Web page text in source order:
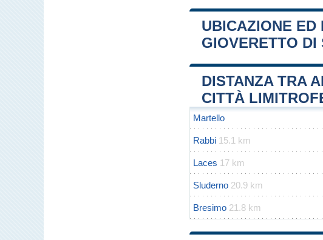
UBICAZIONE ED
GIOVERETTO DI
+
−
DISTANZA TRA
CITTÀ
Martello
Rabbi 15.1 km
Laces 17 km
Sluderno 20.9 km
Bresimo 21.8 km